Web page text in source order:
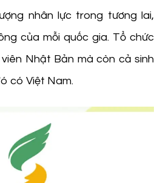
nhân lực trong tương lai,
của mỗi quốc gia. Tổ chức
Nhật Bản mà còn cả sinh
có Việt Nam.